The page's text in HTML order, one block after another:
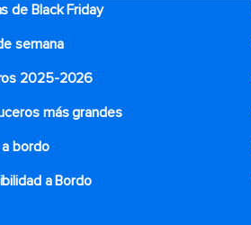
de Black Friday
semana
2025-2026
más grandes
bordo
a Bordo